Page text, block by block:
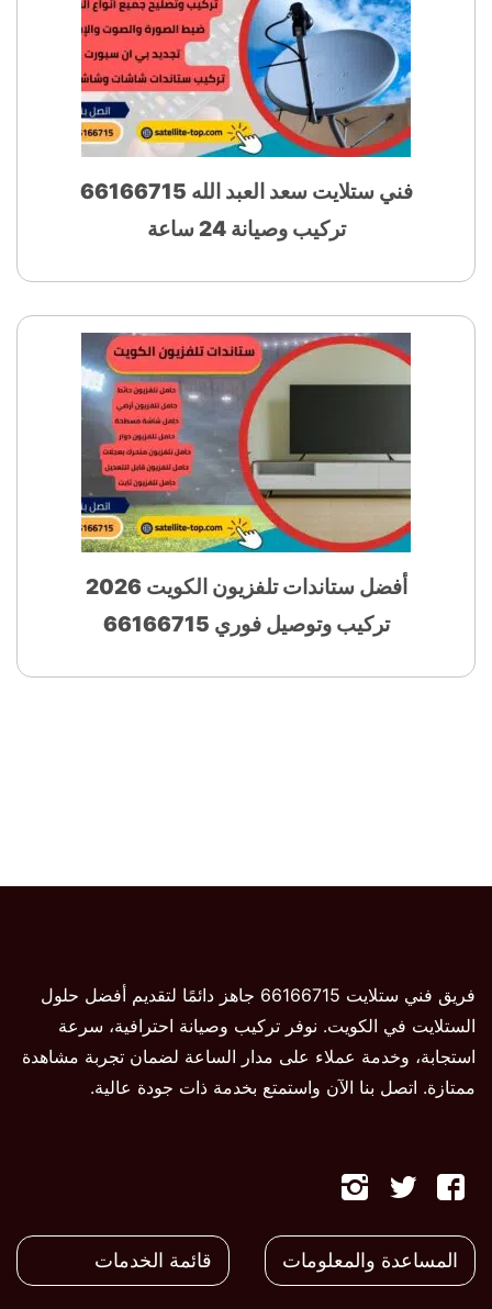
فني ستلايت سعد العبد الله 66166715
تركيب وصيانة 24 ساعة
أفضل ستاندات تلفزيون الكويت 2026
تركيب وتوصيل فوري 66166715
فريق فني ستلايت 66166715 جاهز دائمًا لتقديم أفضل حلول
الستلايت في الكويت. نوفر تركيب وصيانة احترافية، سرعة
استجابة، وخدمة عملاء على مدار الساعة لضمان تجربة مشاهدة
ممتازة. اتصل بنا الآن واستمتع بخدمة ذات جودة عالية.
تابعنا
على
تابعنا
علىعلى
المساعدة والمعلومات قائمة الخدمات